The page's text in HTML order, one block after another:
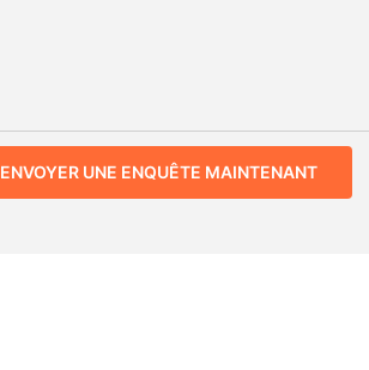
ENVOYER UNE ENQUÊTE MAINTENANT